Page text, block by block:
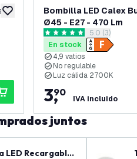
añadir a lista de deseos
-
Bombilla LED Calex
Ø45 - E27 - 470 Lm
abrir el panel
5 estrellas de puntuación
5.0 (3)
En stock
4,9 vatios
No regulable
Luz cálida 2700K
3,
90
IVA incluido
juntos
LED Recargable